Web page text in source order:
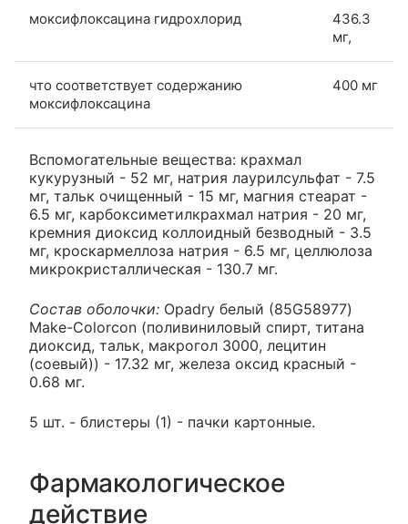
моксифлоксацина гидрохлорид
436.3
мг,
что соответствует содержанию
моксифлоксацина
400 мг
Вспомогательные вещества: крахмал
кукурузный - 52 мг, натрия лаурилсульфат - 7.5
мг, тальк очищенный - 15 мг, магния стеарат -
6.5 мг, карбоксиметилкрахмал натрия - 20 мг,
кремния диоксид коллоидный безводный - 3.5
мг, кроскармеллоза натрия - 6.5 мг, целлюлоза
микрокристаллическая - 130.7 мг.
Состав оболочки: Opadry белый (85G58977)
Make-Colorcon (поливиниловый спирт, титана
диоксид, тальк, макрогол 3000, лецитин
(соевый)) - 17.32 мг, железа оксид красный -
0.68 мг.
5 шт. - блистеры (1) - пачки картонные.
Фармакологическое
действие